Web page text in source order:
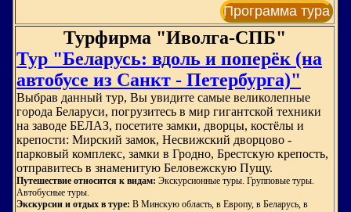
Программа тура
Турфирма "Иволга-СПБ"
Тур "Беларусь: вдоль и поперёк (на
автобусе из Санкт - Петербурга)"
Выбрав данный тур, Вы увидите самые великолепные
города Беларуси, погрузитесь в мир гигантской техники
на заводе БЕЛАЗ, посетите замки, дворцы, костёлы и
крепости: Мирский замок, Несвижский дворцово -
парковый комплекс, замки в Гродно, Брестскую крепость,
отправитесь в знаменитую Беловежскую Пущу.
Путешествие относится к видам: Экскурсионные туры. Групповые туры.
Автобусные туры.
Экскурсии и отдых в туре: В Минскую область, в Европу, в Беларусь, в